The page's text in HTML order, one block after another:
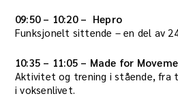
09:50 – 10:20 – Hepro
Funksjonelt sittende – en del av
10:35 – 11:05 – Made for
Aktivitet og trening i stående, fra
i voksenlivet.